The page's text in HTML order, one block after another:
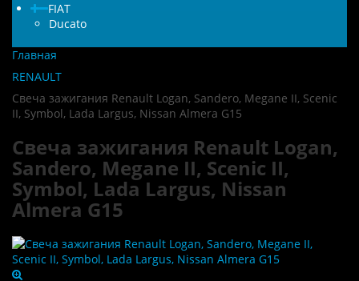
FIAT
Ducato
Главная
RENAULT
Свеча зажигания Renault Logan, Sandero, Megane II, Scenic
II, Symbol, Lada Largus, Nissan Almera G15
Свеча зажигания Renault Logan,
Sandero, Megane II, Scenic II,
Symbol, Lada Largus, Nissan
Almera G15